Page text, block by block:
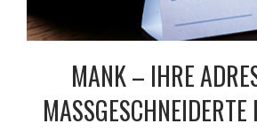
MANK – IHRE
MASSGESCHNEIDERTE